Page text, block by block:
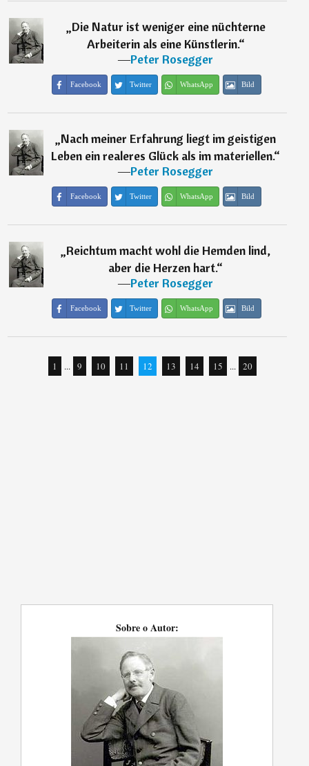
„Die Natur ist weniger eine nüchterne
Arbeiterin als eine Künstlerin.“
―Peter Rosegger
Facebook Twitter WhatsApp Bild
„Nach meiner Erfahrung liegt im geistigen
Leben ein realeres Glück als im materiellen.“
―Peter Rosegger
Facebook Twitter WhatsApp Bild
„Reichtum macht wohl die Hemden lind,
aber die Herzen hart.“
―Peter Rosegger
Facebook Twitter WhatsApp Bild
1 ... 9 10 11 12 13 14 15 ... 20
Sobre o Autor: